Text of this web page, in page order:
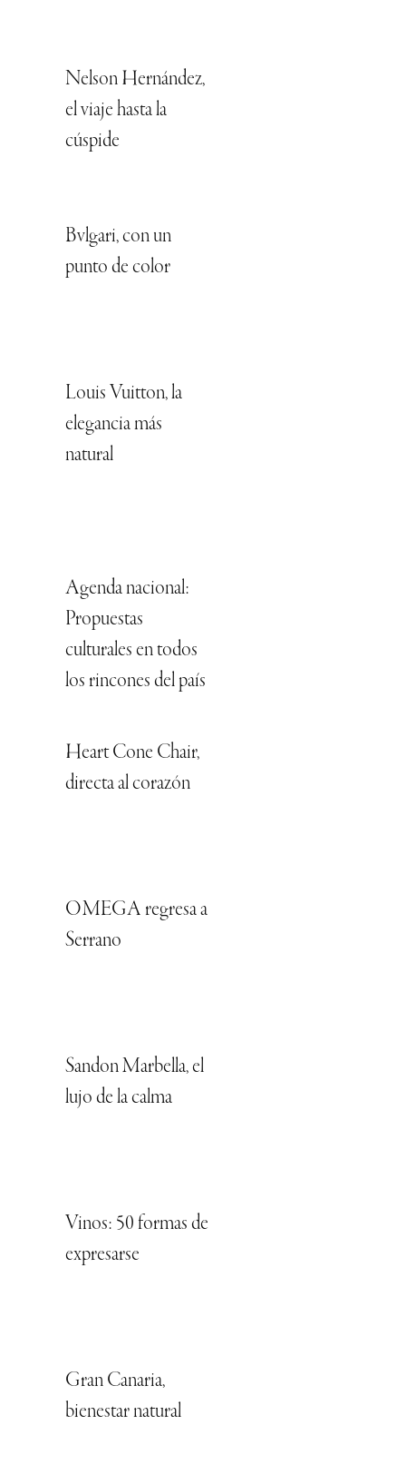
Nelson Hernández,
el viaje hasta la
cúspide
Bvlgari, con un
punto de color
Louis Vuitton, la
elegancia más
natural
Agenda nacional:
Propuestas
culturales en todos
los rincones del país
Heart Cone Chair,
directa al corazón
OMEGA regresa a
Serrano
Sandon Marbella, el
lujo de la calma
Vinos: 50 formas de
expresarse
Gran Canaria,
bienestar natural